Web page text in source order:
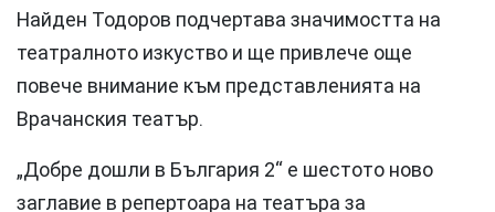
Найден Тодоров подчертава значимостта на
театралното изкуство и ще привлече още
повече внимание към представленията на
Врачанския театър.
„Добре дошли в България 2“ е шестото ново
заглавие в репертоара на театъра за